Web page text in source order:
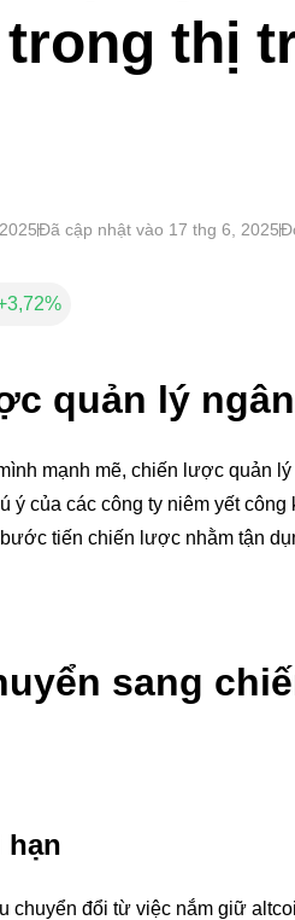
thị
Đã cập nhật vào 17 thg 6, 2025
quản lý
mạnh mẽ, chiến lược quản
của các công ty niêm yết
tiến chiến lược nhằm tận
sang
hạn
chuyển đổi từ việc nắm giữ